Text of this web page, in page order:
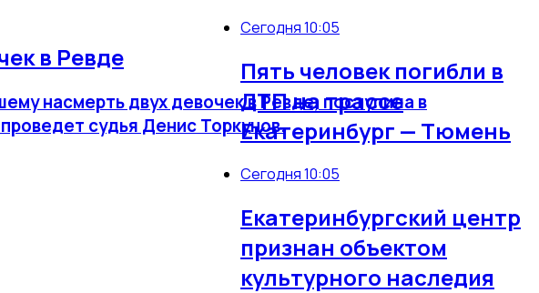
Сегодня 10:05
Пять человек погибли в
ДТП на трассе
Екатеринбург — Тюмень
Сегодня 10:05
Екатеринбургский центр
признан объектом
культурного наследия
в Ревде
насмерть двух девочек в Ревде, поступила в
судья Денис Торкунов.